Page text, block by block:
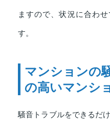
ますので、状況に合わ
す。
マンションの
の高いマンシ
騒音トラブルをできるだ